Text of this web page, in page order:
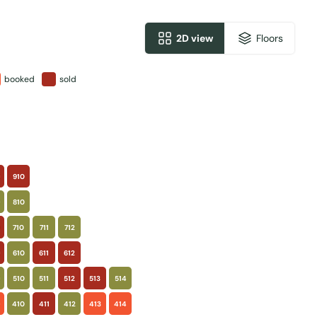
2D view Floors
booked sold
910
810
710 711 712
610 611 612
510 511 512 513 514
410 411 412 413 414